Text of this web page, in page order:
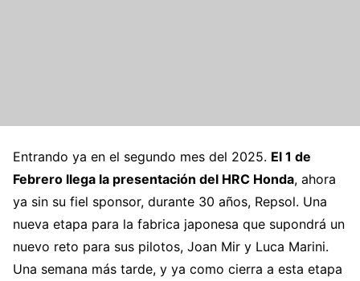
Entrando ya en el segundo mes del 2025. El 1 de
Febrero llega la presentación del HRC Honda, ahora
ya sin su fiel sponsor, durante 30 años, Repsol. Una
nueva etapa para la fabrica japonesa que supondrá un
nuevo reto para sus pilotos, Joan Mir y Luca Marini.
Una semana más tarde, y ya como cierra a esta etapa